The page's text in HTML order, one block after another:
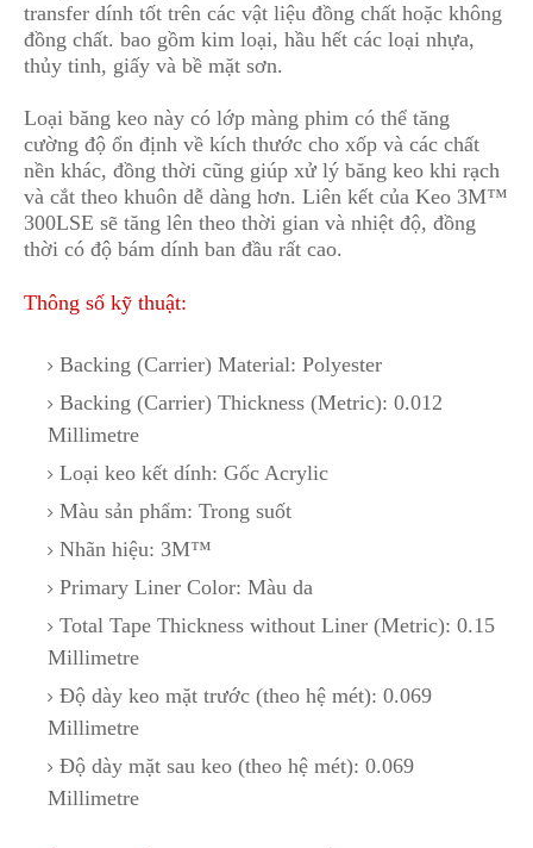
transfer dính tốt trên các vật liệu đồng chất hoặc không
đồng chất. bao gồm kim loại, hầu hết các loại nhựa,
thủy tinh, giấy và bề mặt sơn.
Loại băng keo này có lớp màng phim có thể tăng
cường độ ổn định về kích thước cho xốp và các chất
nền khác, đồng thời cũng giúp xử lý băng keo khi rạch
và cắt theo khuôn dễ dàng hơn. Liên kết của Keo 3M™
300LSE sẽ tăng lên theo thời gian và nhiệt độ, đồng
thời có độ bám dính ban đầu rất cao.
Thông số kỹ thuật:
Backing (Carrier) Material: Polyester
Backing (Carrier) Thickness (Metric): 0.012
Millimetre
Loại keo kết dính: Gốc Acrylic
Màu sản phẩm: Trong suốt
Nhãn hiệu: 3M™
Primary Liner Color: Màu da
Total Tape Thickness without Liner (Metric): 0.15
Millimetre
Độ dày keo mặt trước (theo hệ mét): 0.069
Millimetre
Độ dày mặt sau keo (theo hệ mét): 0.069
Millimetre